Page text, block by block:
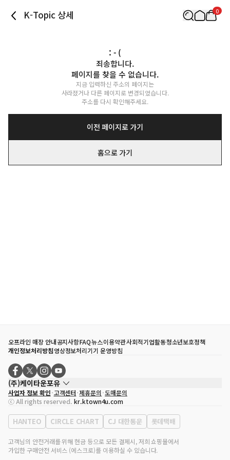
K-Topic 상세 0
: - (
죄송합니다.
페이지를 찾을 수 없습니다.
지금 입력하신 주소의 페이지는
사라졌거나 다른 페이지로 변경되었습니다.
주소를 다시 확인해주세요.
이전 페이지로 가기
홈으로 가기
오프라인 매장 안내공지사항FAQ뉴스이용약관사회적기업활동청소년보호정책
개인정보처리방침영상정보처리기기 운영방침
(주)케이타운포유
대표자
송효민
사업자등록번호
120-87-71116
통신판매업 신고번호 제2011-서울강남-02223
대표전화
02-552-9855
사업자 정보 확인 고객센터 제휴문의 도매문의
ⓒ All rights reserved. kr.ktown4u.com
HANTEO CIRCLE CHART CJ 대한통운 롯데택배
고객님의 안전거래를 위해 현금 등으로 모든 결제시, 저희 쇼핑몰에서
가입한 구매안전 서비스 (에스크로)를 이용하실 수 있습니다.